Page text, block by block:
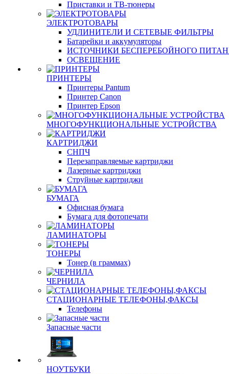
Приставки и ТВ-тюнеры
ЭЛЕКТРОТОВАРЫ
УДЛИНИТЕЛИ И СЕТЕВЫЕ ФИЛЬТРЫ
Батарейки и аккумуляторы
ИСТОЧНИКИ БЕСПЕРЕБОЙНОГО
ОСВЕЩЕНИЕ
ПРИНТЕРЫ
Принтеры Pantum
Принтер Canon
Принтер Epson
МНОГОФУНКЦИОНАЛЬНЫЕ УСТРОЙСТВА
КАРТРИДЖИ
СНПЧ
Перезаправляемые картриджи
Лазерные картриджи
Струйные картриджи
БУМАГА
Офисная бумага
Бумага для фотопечати
ЛАМИНАТОРЫ
ТОНЕРЫ
Тонер (в граммах)
ЧЕРНИЛА
СТАЦИОНАРНЫЕ ТЕЛЕФОНЫ,ФАКСЫ
Телефоны
Запасные части
НОУТБУКИ